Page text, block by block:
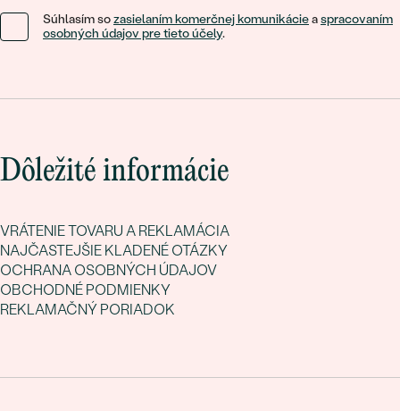
Súhlasím sozasielaním komerčnej komunikácieaspracovaním
osobných údajov pre tieto účely.
Dôležité informácie
VRÁTENIE TOVARU A REKLAMÁCIA
NAJČASTEJŠIE KLADENÉ OTÁZKY
OCHRANA OSOBNÝCH ÚDAJOV
OBCHODNÉ PODMIENKY
REKLAMAČNÝ PORIADOK